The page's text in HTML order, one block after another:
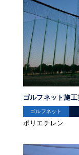
ゴルフネット施工
ゴルフネット
ポリエチレン